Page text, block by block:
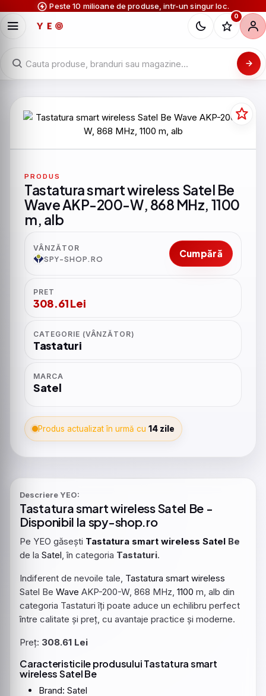
Peste 10 milioane de produse, intr-un singur loc.
0
PRODUS
Tastatura smart wireless Satel Be
Wave AKP-200-W, 868 MHz, 1100
m, alb
VÂNZĂTOR
SPY-SHOP.RO
Cumpără
PRET
308.61 Lei
CATEGORIE (VÂNZĂTOR)
Tastaturi
MARCA
Satel
Produs actualizat în urmă cu 14 zile
Descriere YEO:
TastaturasmartwirelessSatel Be -
Disponibil la spy-shop.ro
Pe YEO găsești Tastatura smart wireless Satel Be
de la Satel, în categoria Tastaturi.
Indiferent de nevoile tale, Tastatura smart wireless
Satel Be Wave AKP-200-W, 868 MHz, 1100 m, alb din
categoria Tastaturi îți poate aduce un echilibru perfect
între calitate și preț, cu avantaje practice și moderne.
Preț: 308.61 Lei
Caracteristicile produsului Tastatura smart
wireless Satel Be
Brand: Satel